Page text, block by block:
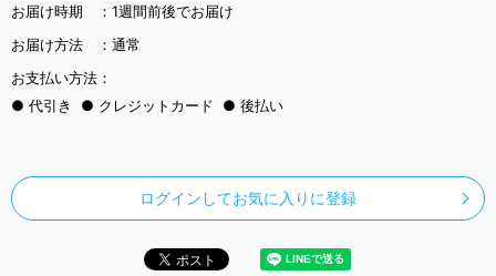
お届け時期 ： 1週間前後でお届け
お届け方法 ： 通常
お支払い方法：
代引き
クレジットカード 後払い
ログインしてお気に入りに登録